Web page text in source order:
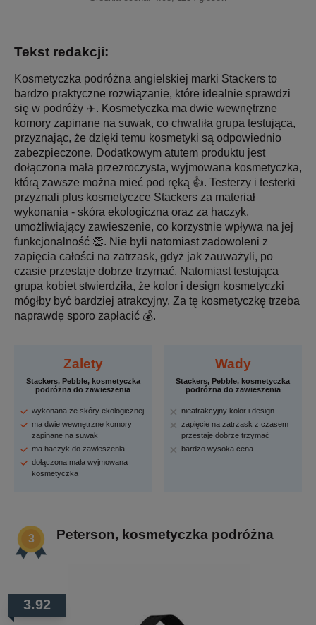
Tekst redakcji:
Kosmetyczka podróżna angielskiej marki Stackers to
bardzo praktyczne rozwiązanie, które idealnie sprawdzi
się w podróży ✈️. Kosmetyczka ma dwie wewnętrzne
komory zapinane na suwak, co chwaliła grupa testująca,
przyznając, że dzięki temu kosmetyki są odpowiednio
zabezpieczone. Dodatkowym atutem produktu jest
dołączona mała przezroczysta, wyjmowana kosmetyczka,
którą zawsze można mieć pod ręką 👍. Testerzy i testerki
przyznali plus kosmetyczce Stackers za materiał
wykonania - skóra ekologiczna oraz za haczyk,
umożliwiający zawieszenie, co korzystnie wpływa na jej
funkcjonalność 👏. Nie byli natomiast zadowoleni z
zapięcia całości na zatrzask, gdyż jak zauważyli, po
czasie przestaje dobrze trzymać. Natomiast testująca
grupa kobiet stwierdziła, że kolor i design kosmetyczki
mógłby być bardziej atrakcyjny. Za tę kosmetyczkę trzeba
naprawdę sporo zapłacić 💰.
Zalety
Stackers, Pebble, kosmetyczka
podróżna do zawieszenia
wykonana ze skóry ekologicznej
ma dwie wewnętrzne komory
zapinane na suwak
ma haczyk do zawieszenia
dołączona mała wyjmowana
kosmetyczka
Wady
Stackers, Pebble, kosmetyczka
podróżna do zawieszenia
nieatrakcyjny kolor i design
zapięcie na zatrzask z czasem
przestaje dobrze trzymać
bardzo wysoka cena
Peterson, kosmetyczka podróżna
3.92